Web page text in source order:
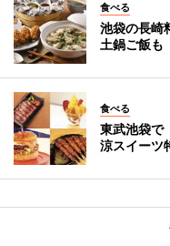
食べる
池袋の長崎
土鍋ご飯も
食べる
東武池袋で
涼スイーツ